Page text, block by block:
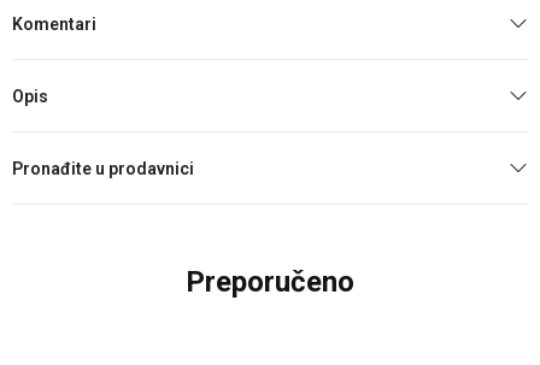
Komentari
Opis
Pronađite u prodavnici
Preporučeno